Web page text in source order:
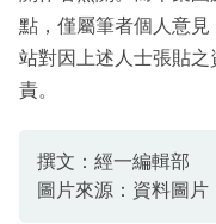
點，僅屬筆者個人意
站對因上述人士張貼
責。
撰文：經一編輯部
圖片來源：資料圖片